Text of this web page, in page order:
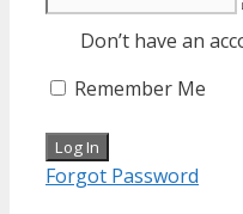
Don’t have an
Remember Me
Forgot Password